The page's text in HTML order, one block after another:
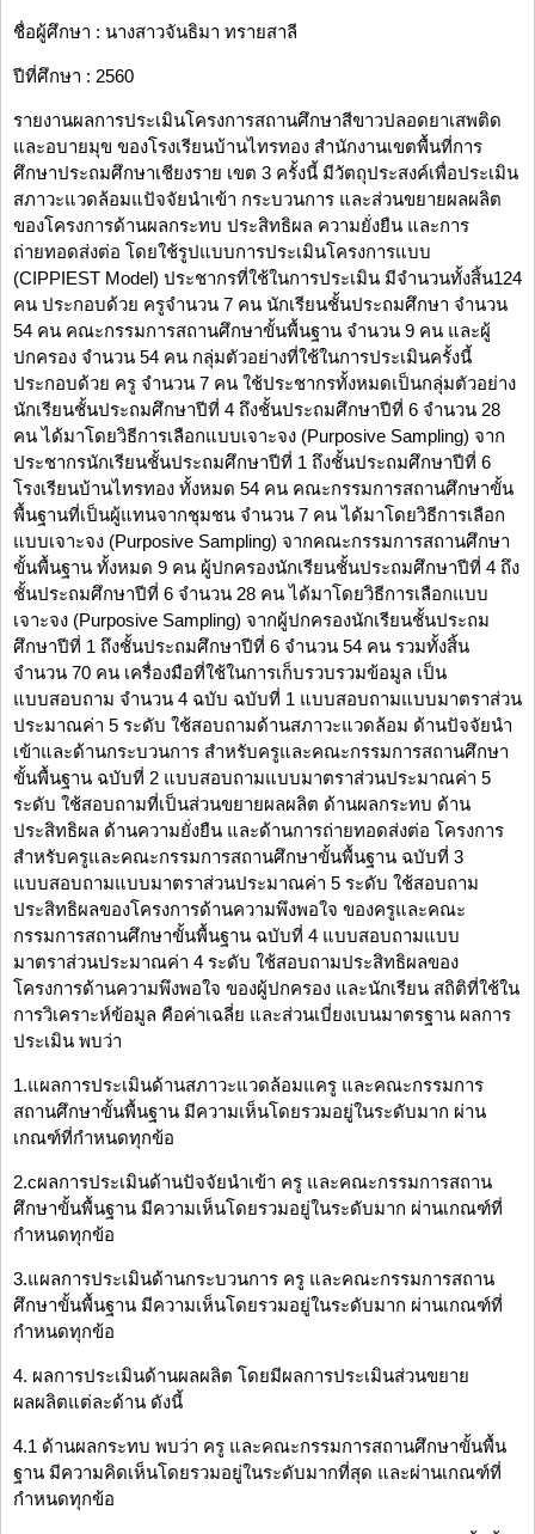
ชื่อผู้ศึกษา : นางสาวจันธิมา ทรายสาลี
ปีที่ศึกษา : 2560
รายงานผลการประเมินโครงการสถานศึกษาสีขาวปลอดยาเสพติด
และอบายมุข ของโรงเรียนบ้านไทรทอง สำนักงานเขตพื้นที่การ
ศึกษาประถมศึกษาเชียงราย เขต 3 ครั้งนี้ มีวัตถุประสงค์เพื่อประเมิน
สภาวะแวดล้อมแปัจจัยนำเข้า กระบวนการ และส่วนขยายผลผลิต
ของโครงการด้านผลกระทบ ประสิทธิผล ความยั่งยืน และการ
ถ่ายทอดส่งต่อ โดยใช้รูปแบบการประเมินโครงการแบบ
(CIPPIEST Model) ประชากรที่ใช้ในการประเมิน มีจำนวนทั้งสิ้น124
คน ประกอบด้วย ครูจำนวน 7 คน นักเรียนชั้นประถมศึกษา จำนวน
54 คน คณะกรรมการสถานศึกษาขั้นพื้นฐาน จำนวน 9 คน และผู้
ปกครอง จำนวน 54 คน กลุ่มตัวอย่างที่ใช้ในการประเมินครั้งนี้
ประกอบด้วย ครู จำนวน 7 คน ใช้ประชากรทั้งหมดเป็นกลุ่มตัวอย่าง
นักเรียนชั้นประถมศึกษาปีที่ 4 ถึงชั้นประถมศึกษาปีที่ 6 จำนวน 28
คน ได้มาโดยวิธีการเลือกแบบเจาะจง (Purposive Sampling) จาก
ประชากรนักเรียนชั้นประถมศึกษาปีที่ 1 ถึงชั้นประถมศึกษาปีที่ 6
โรงเรียนบ้านไทรทอง ทั้งหมด 54 คน คณะกรรมการสถานศึกษาขั้น
พื้นฐานที่เป็นผู้แทนจากชุมชน จำนวน 7 คน ได้มาโดยวิธีการเลือก
แบบเจาะจง (Purposive Sampling) จากคณะกรรมการสถานศึกษา
ขั้นพื้นฐาน ทั้งหมด 9 คน ผู้ปกครองนักเรียนชั้นประถมศึกษาปีที่ 4 ถึง
ชั้นประถมศึกษาปีที่ 6 จำนวน 28 คน ได้มาโดยวิธีการเลือกแบบ
เจาะจง (Purposive Sampling) จากผู้ปกครองนักเรียนชั้นประถม
ศึกษาปีที่ 1 ถึงชั้นประถมศึกษาปีที่ 6 จำนวน 54 คน รวมทั้งสิ้น
จำนวน 70 คน เครื่องมือที่ใช้ในการเก็บรวบรวมข้อมูล เป็น
แบบสอบถาม จำนวน 4 ฉบับ ฉบับที่ 1 แบบสอบถามแบบมาตราส่วน
ประมาณค่า 5 ระดับ ใช้สอบถามด้านสภาวะแวดล้อม ด้านปัจจัยนำ
เข้าและด้านกระบวนการ สำหรับครูและคณะกรรมการสถานศึกษา
ขั้นพื้นฐาน ฉบับที่ 2 แบบสอบถามแบบมาตราส่วนประมาณค่า 5
ระดับ ใช้สอบถามที่เป็นส่วนขยายผลผลิต ด้านผลกระทบ ด้าน
ประสิทธิผล ด้านความยั่งยืน และด้านการถ่ายทอดส่งต่อ โครงการ
สำหรับครูและคณะกรรมการสถานศึกษาขั้นพื้นฐาน ฉบับที่ 3
แบบสอบถามแบบมาตราส่วนประมาณค่า 5 ระดับ ใช้สอบถาม
ประสิทธิผลของโครงการด้านความพึงพอใจ ของครูและคณะ
กรรมการสถานศึกษาขั้นพื้นฐาน ฉบับที่ 4 แบบสอบถามแบบ
มาตราส่วนประมาณค่า 4 ระดับ ใช้สอบถามประสิทธิผลของ
โครงการด้านความพึงพอใจ ของผู้ปกครอง และนักเรียน สถิติที่ใช้ใน
การวิเคราะห์ข้อมูล คือค่าเฉลี่ย และส่วนเบี่ยงเบนมาตรฐาน ผลการ
ประเมิน พบว่า
1.แผลการประเมินด้านสภาวะแวดล้อมแครู และคณะกรรมการ
สถานศึกษาขั้นพื้นฐาน มีความเห็นโดยรวมอยู่ในระดับมาก ผ่าน
เกณฑ์ที่กำหนดทุกข้อ
2.cผลการประเมินด้านปัจจัยนำเข้า ครู และคณะกรรมการสถาน
ศึกษาขั้นพื้นฐาน มีความเห็นโดยรวมอยู่ในระดับมาก ผ่านเกณฑ์ที่
กำหนดทุกข้อ
3.แผลการประเมินด้านกระบวนการ ครู และคณะกรรมการสถาน
ศึกษาขั้นพื้นฐาน มีความเห็นโดยรวมอยู่ในระดับมาก ผ่านเกณฑ์ที่
กำหนดทุกข้อ
4. ผลการประเมินด้านผลผลิต โดยมีผลการประเมินส่วนขยาย
ผลผลิตแต่ละด้าน ดังนี้
4.1 ด้านผลกระทบ พบว่า ครู และคณะกรรมการสถานศึกษาขั้นพื้น
ฐาน มีความคิดเห็นโดยรวมอยู่ในระดับมากที่สุด และผ่านเกณฑ์ที่
กำหนดทุกข้อ